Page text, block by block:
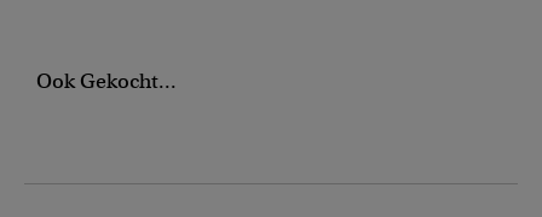
Ook Gekocht...